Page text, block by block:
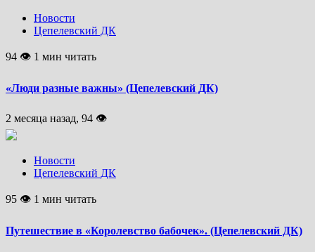
Новости
Цепелевский ДК
94 👁 1 мин читать
«Люди разные важны» (Цепелевский ДК)
2 месяца назад, 94 👁
Новости
Цепелевский ДК
95 👁 1 мин читать
Путешествие в «Королевство бабочек». (Цепелевский ДК)